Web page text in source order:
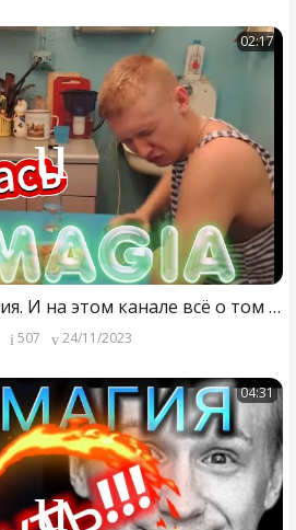
02:17
Как распалась Немагия. И на этом канале всё о том что делает Немагия сейчас! Переходи на новые видео
507 24/11/2023
04:31